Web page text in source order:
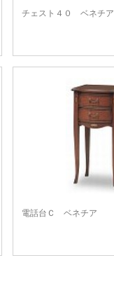
チェスト４０ ベネチア
電話台Ｃ ベネチア